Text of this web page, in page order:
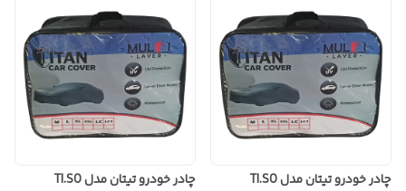
چادر خودرو تیتان مدل TI.SO
چادر خودرو تیتان مدل TI.SO